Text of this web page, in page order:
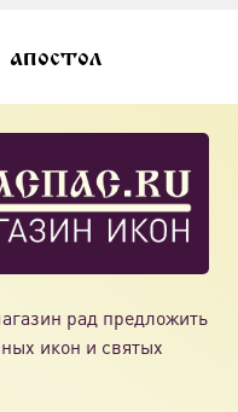
рад предложить
икон и святых